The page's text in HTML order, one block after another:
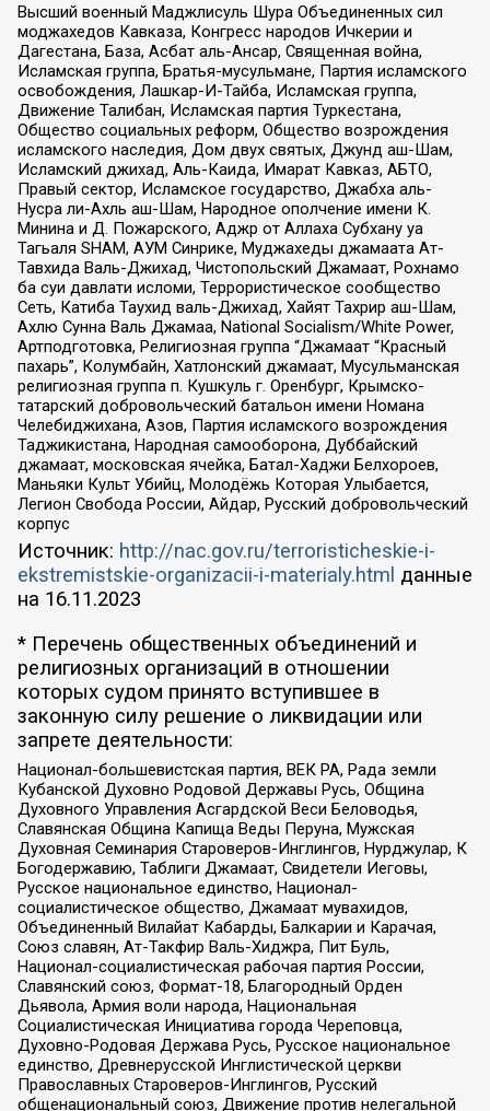
Высший военный Маджлисуль Шура Объединенных сил
моджахедов Кавказа, Конгресс народов Ичкерии и
Дагестана, База, Асбат аль-Ансар, Священная война,
Исламская группа, Братья-мусульмане, Партия исламского
освобождения, Лашкар-И-Тайба, Исламская группа,
Движение Талибан, Исламская партия Туркестана,
Общество социальных реформ, Общество возрождения
исламского наследия, Дом двух святых, Джунд аш-Шам,
Исламский джихад, Аль-Каида, Имарат Кавказ, АБТО,
Правый сектор, Исламское государство, Джабха аль-
Нусра ли-Ахль аш-Шам, Народное ополчение имени К.
Минина и Д. Пожарского, Аджр от Аллаха Субхану уа
Тагьаля SHAM, АУМ Синрике, Муджахеды джамаата Ат-
Тавхида Валь-Джихад, Чистопольский Джамаат, Рохнамо
ба суи давлати исломи, Террористическое сообщество
Сеть, Катиба Таухид валь-Джихад, Хайят Тахрир аш-Шам,
Ахлю Сунна Валь Джамаа, National Socialism/White Power,
Артподготовка, Религиозная группа “Джамаат “Красный
пахарь”, Колумбайн, Хатлонский джамаат, Мусульманская
религиозная группа п. Кушкуль г. Оренбург, Крымско-
татарский добровольческий батальон имени Номана
Челебиджихана, Азов, Партия исламского возрождения
Таджикистана, Народная самооборона, Дуббайский
джамаат, московская ячейка, Батал-Хаджи Белхороев,
Маньяки Культ Убийц, Молодёжь Которая Улыбается,
Легион Свобода России, Айдар, Русский добровольческий
корпус
Источник: http://nac.gov.ru/terroristicheskie-i-
ekstremistskie-organizacii-i-materialy.html данные
на 16.11.2023
* Перечень общественных объединений и
религиозных организаций в отношении
которых судом принято вступившее в
законную силу решение о ликвидации или
запрете деятельности:
Национал-большевистская партия, ВЕК РА, Рада земли
Кубанской Духовно Родовой Державы Русь, Община
Духовного Управления Асгардской Веси Беловодья,
Славянская Община Капища Веды Перуна, Мужская
Духовная Семинария Староверов-Инглингов, Нурджулар, К
Богодержавию, Таблиги Джамаат, Свидетели Иеговы,
Русское национальное единство, Национал-
социалистическое общество, Джамаат мувахидов,
Объединенный Вилайат Кабарды, Балкарии и Карачая,
Союз славян, Ат-Такфир Валь-Хиджра, Пит Буль,
Национал-социалистическая рабочая партия России,
Славянский союз, Формат-18, Благородный Орден
Дьявола, Армия воли народа, Национальная
Социалистическая Инициатива города Череповца,
Духовно-Родовая Держава Русь, Русское национальное
единство, Древнерусской Инглистической церкви
Православных Староверов-Инглингов, Русский
общенациональный союз, Движение против нелегальной